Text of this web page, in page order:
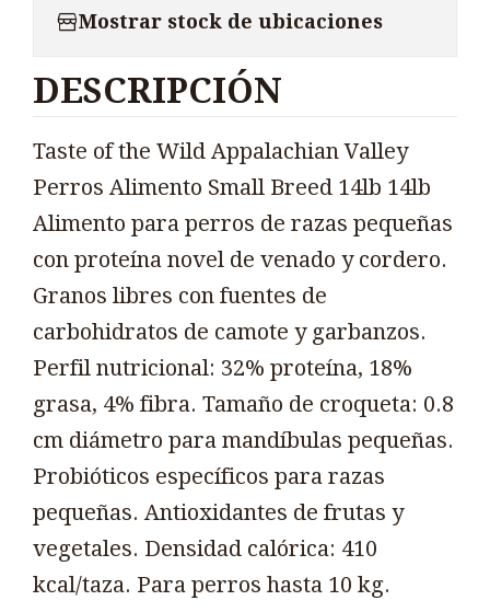
Mostrar stock de ubicaciones
DESCRIPCIÓN
Taste of the Wild Appalachian Valley
Perros Alimento Small Breed 14lb 14lb
Alimento para perros de razas pequeñas
con proteína novel de venado y cordero.
Granos libres con fuentes de
carbohidratos de camote y garbanzos.
Perfil nutricional: 32% proteína, 18%
grasa, 4% fibra. Tamaño de croqueta: 0.8
cm diámetro para mandíbulas pequeñas.
Probióticos específicos para razas
pequeñas. Antioxidantes de frutas y
vegetales. Densidad calórica: 410
kcal/taza. Para perros hasta 10 kg.